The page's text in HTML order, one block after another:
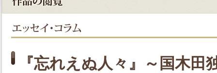
『忘れえぬ人々』～国木田